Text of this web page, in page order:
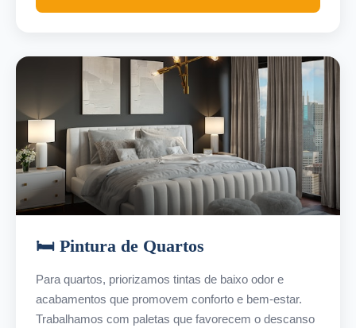
🛏️ Pintura de Quartos
Para quartos, priorizamos tintas de baixo odor e
acabamentos que promovem conforto e bem-estar.
Trabalhamos com paletas que favorecem o descanso